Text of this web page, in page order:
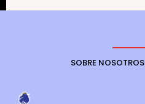
SOBRE NOSOTROS